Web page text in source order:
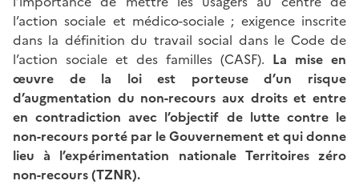
l’action sociale et médico-sociale ; exigence inscrite
dans la définition du travail social dans le Code de
l’action sociale et des familles (CASF). La mise en
œuvre de la loi est porteuse d’un risque
d’augmentation du non-recours aux droits et entre
en contradiction avec l’objectif de lutte contre le
non-recours porté par le Gouvernement et qui donne
lieu à l’expérimentation nationale Territoires zéro
non-recours (TZNR).